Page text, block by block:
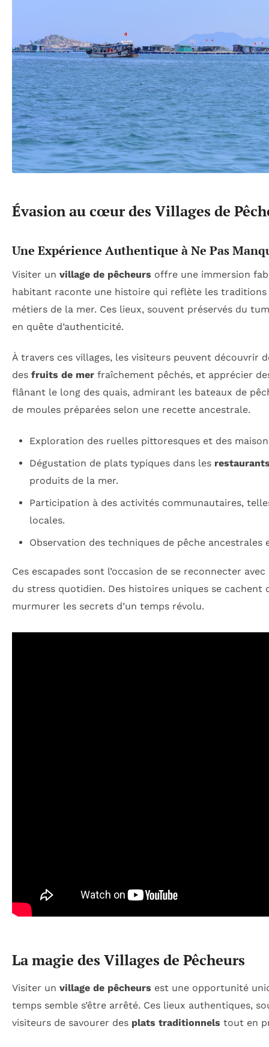
Évasion au cœur des Villages de
Une Expérience Authentique à Ne Pas
Visiter un village de pêcheurs offre une immersion
habitant raconte une histoire qui reflète les traditions
métiers de la mer. Ces lieux, souvent préservés du
en quête d’authenticité.
À travers ces villages, les visiteurs peuvent découvrir
des fruits de mer fraîchement pêchés, et apprécier
flânant le long des quais, admirant les bateaux de
de moules préparées selon une recette ancestrale.
Exploration des ruelles pittoresques et des
Dégustation de plats typiques dans les
produits de la mer.
Participation à des activités communautaires,
locales.
Observation des techniques de pêche
Ces escapades sont l’occasion de se reconnecter
du stress quotidien. Des histoires uniques se
murmurer les secrets d’un temps révolu.
La magie des Villages de Pêcheurs
Visiter un village de pêcheurs est une opportunité
temps semble s’être arrêté. Ces lieux authentiques,
visiteurs de savourer des plats traditionnels tout en